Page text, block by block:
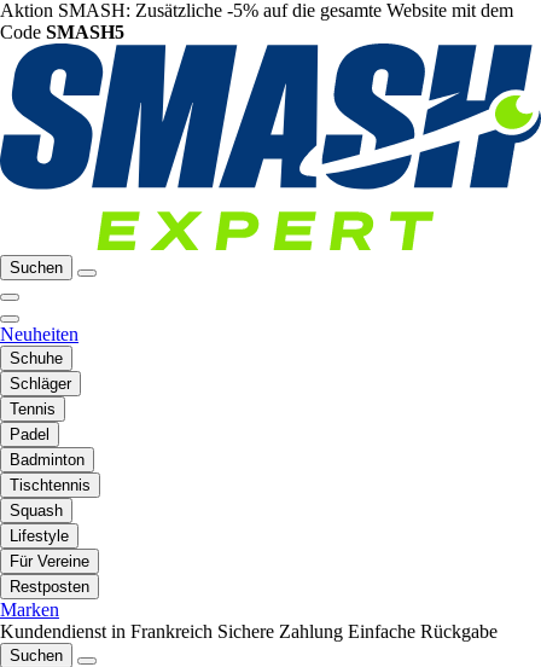
Aktion SMASH: Zusätzliche -5% auf die gesamte Website mit dem
Code SMASH5
Suchen
Neuheiten
Schuhe
Schläger
Tennis
Padel
Badminton
Tischtennis
Squash
Lifestyle
Für Vereine
Restposten
Marken
Kundendienst in Frankreich Sichere Zahlung Einfache Rückgabe
Suchen